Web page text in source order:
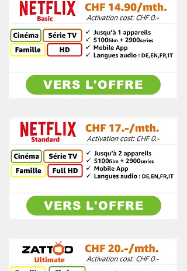
VERS L'OFFRE
VERS L'OFFRE